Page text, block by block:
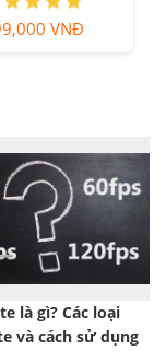
VNĐ
là gì? Các loại
và cách sử dụng